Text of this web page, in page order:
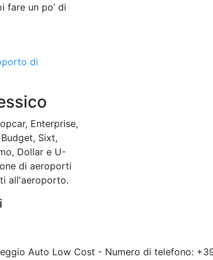
fare un po’ di
di
Enterprise,
Sixt,
Dollar e U-
di aeroporti
all'aeroporto.
Auto Low Cost - Numero di telefono: